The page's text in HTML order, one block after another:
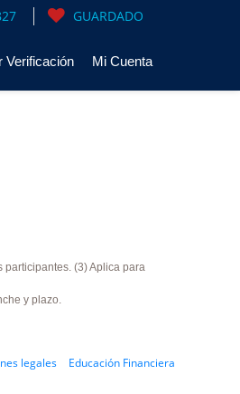
GUARDADO
Verificación Mi Cuenta
participantes. (3) Aplica para
y plazo.
legales Educación Financiera